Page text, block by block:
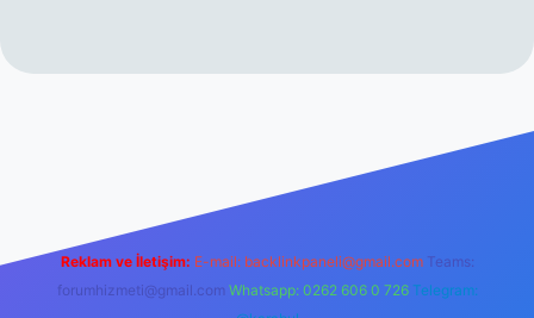
Reklam ve İletişim: E-mail: backlinkpaneli@gmail.com Teams:
forumhizmeti@gmail.com Whatsapp: 0262 606 0 726 Telegram: